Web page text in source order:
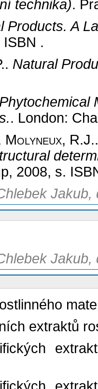
technika).
Products. A
.
. Natural
Phytochemical
. London:
R.J.
2008, s.
extraktů